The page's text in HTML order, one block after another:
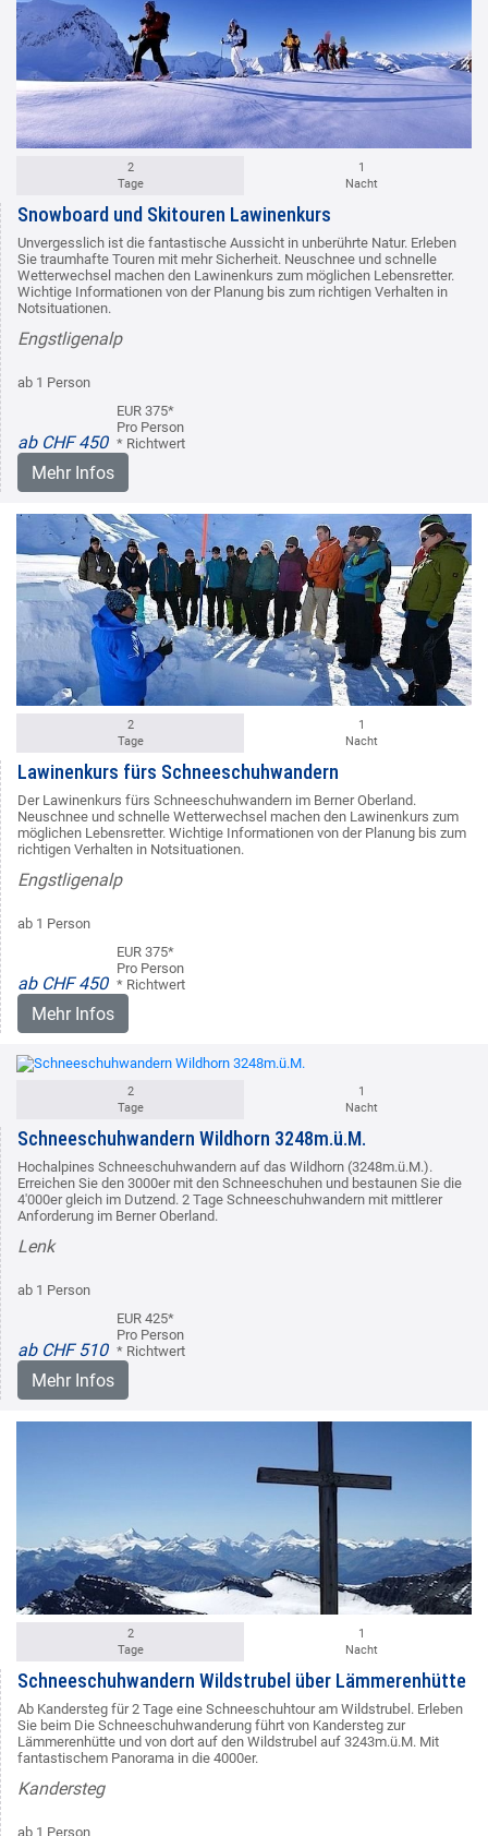
2
Tage
1
Nacht
Snowboard und Skitouren Lawinenkurs
Unvergesslich ist die fantastische Aussicht in unberührte Natur. Erleben
Sie traumhafte Touren mit mehr Sicherheit. Neuschnee und schnelle
Wetterwechsel machen den Lawinenkurs zum möglichen Lebensretter.
Wichtige Informationen von der Planung bis zum richtigen Verhalten in
Notsituationen.
Engstligenalp
ab 1 Person
ab CHF 450
EUR 375*
Pro Person
* Richtwert
Mehr Infos
2
Tage
1
Nacht
Lawinenkurs fürs Schneeschuhwandern
Der Lawinenkurs fürs Schneeschuhwandern im Berner Oberland.
Neuschnee und schnelle Wetterwechsel machen den Lawinenkurs zum
möglichen Lebensretter. Wichtige Informationen von der Planung bis zum
richtigen Verhalten in Notsituationen.
Engstligenalp
ab 1 Person
ab CHF 450
EUR 375*
Pro Person
* Richtwert
Mehr Infos
2
Tage
1
Nacht
Schneeschuhwandern Wildhorn 3248m.ü.M.
Hochalpines Schneeschuhwandern auf das Wildhorn (3248m.ü.M.).
Erreichen Sie den 3000er mit den Schneeschuhen und bestaunen Sie die
4'000er gleich im Dutzend. 2 Tage Schneeschuhwandern mit mittlerer
Anforderung im Berner Oberland.
Lenk
ab 1 Person
ab CHF 510
EUR 425*
Pro Person
* Richtwert
Mehr Infos
2
Tage
1
Nacht
Schneeschuhwandern Wildstrubel über Lämmerenhütte
Ab Kandersteg für 2 Tage eine Schneeschuhtour am Wildstrubel. Erleben
Sie beim Die Schneeschuhwanderung führt von Kandersteg zur
Lämmerenhütte und von dort auf den Wildstrubel auf 3243m.ü.M. Mit
fantastischem Panorama in die 4000er.
Kandersteg
ab 1 Person